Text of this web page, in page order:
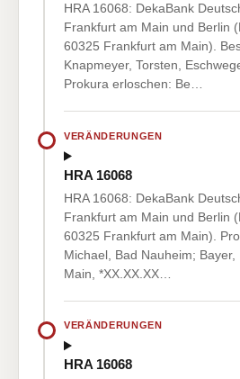
HRA 16068: DekaBank
Frankfurt am Main und Berlin
60325 Frankfurt am Main).
Knapmeyer, Torsten,
Prokura erloschen: Be…
VERÄNDERUNGEN
HRA 16068
HRA 16068: DekaBank
Frankfurt am Main und Berlin
60325 Frankfurt am Main).
Michael, Bad Nauheim;
Main, *XX.XX.XX…
VERÄNDERUNGEN
HRA 16068